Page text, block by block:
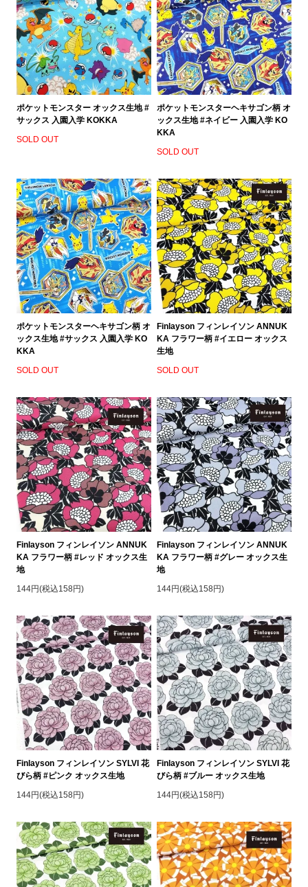
ポケットモンスター オックス生地 #
サックス 入園入学 KOKKA
SOLD OUT
ポケットモンスターヘキサゴン柄 オ
ックス生地 #ネイビー 入園入学 KO
KKA
SOLD OUT
ポケットモンスターヘキサゴン柄 オ
ックス生地 #サックス 入園入学 KO
KKA
SOLD OUT
Finlayson フィンレイソン ANNUK
KA フラワー柄 #イエロー オックス
生地
SOLD OUT
Finlayson フィンレイソン ANNUK
KA フラワー柄 #レッド オックス生
地
144円(税込158円)
Finlayson フィンレイソン ANNUK
KA フラワー柄 #グレー オックス生
地
144円(税込158円)
Finlayson フィンレイソン SYLVI 花
びら柄 #ピンク オックス生地
144円(税込158円)
Finlayson フィンレイソン SYLVI 花
びら柄 #ブルー オックス生地
144円(税込158円)